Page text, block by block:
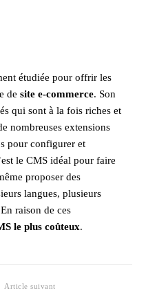
étudiée pour offrir les
de site e-commerce. Son
qui sont à la fois riches et
nombreuses extensions
pour configurer et
le CMS idéal pour faire
proposer des
langues, plusieurs
raison de ces
le plus coûteux.
Article suivant